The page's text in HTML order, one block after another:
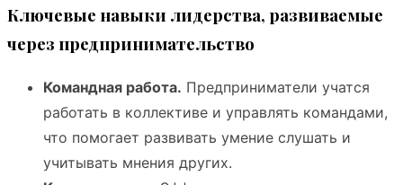
Ключевые навыки лидерства, развиваемые
через предпринимательство
Командная работа. Предприниматели учатся
работать в коллективе и управлять командами,
что помогает развивать умение слушать и
учитывать мнения других.